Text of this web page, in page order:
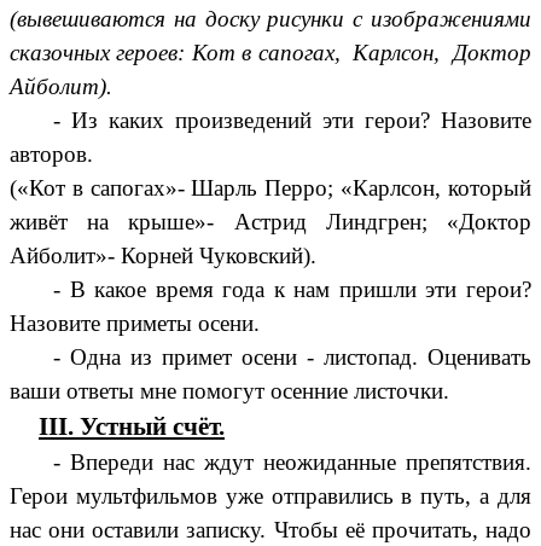
(вывешиваются на доску рисунки с изображениями
сказочных героев: Кот в сапогах, Карлсон, Доктор
Айболит).
- Из каких произведений эти герои? Назовите
авторов.
(«Кот в сапогах»- Шарль Перро; «Карлсон, который
живёт на крыше»- Астрид Линдгрен; «Доктор
Айболит»- Корней Чуковский).
- В какое время года к нам пришли эти герои?
Назовите приметы осени.
- Одна из примет осени - листопад. Оценивать
ваши ответы мне помогут осенние листочки.
III. Устный счёт.
- Впереди нас ждут неожиданные препятствия.
Герои мультфильмов уже отправились в путь, а для
нас они оставили записку. Чтобы её прочитать, надо